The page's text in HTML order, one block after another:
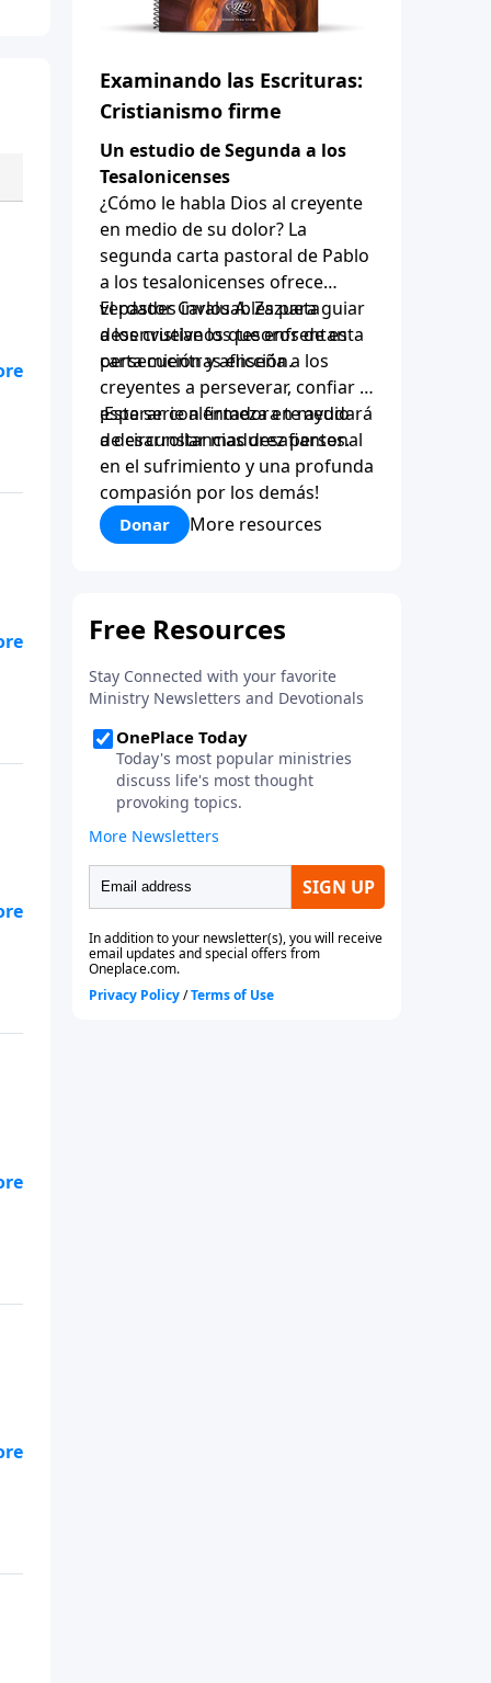
Examinando las Escrituras:
Cristianismo firme
Un estudio de Segunda a los
Tesalonicenses
¿Cómo le habla Dios al creyente
en medio de su dolor? La
segunda carta pastoral de Pablo
a los tesalonicenses ofrece
verdades invaluables para guiar
a los cristianos que enfrentan
persecución y aflicción.
El pastor Carlos A. Zazueta
desenvuelve los tesoros de esta
carta mientras enseña a los
creyentes a perseverar, confiar y
esperar con firmeza en medio
de circunstancias desafiantes.
¡Esta serie alentadora te ayudará
a desarrollar madurez personal
en el sufrimiento y una profunda
compasión por los demás!
Donar More resources